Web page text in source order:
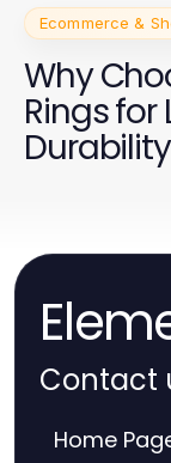
Ecommerce &
Why
Rings
Durability
Contact
Home